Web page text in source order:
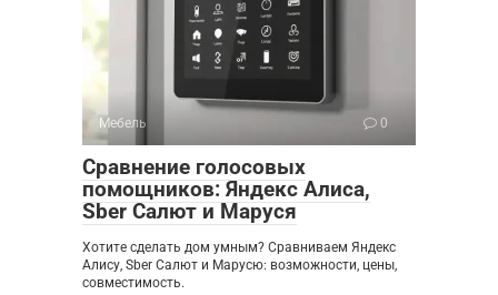
Мебель 0
Сравнение голосовых
помощников: Яндекс Алиса,
Sber Салют и Маруся
Хотите сделать дом умным? Сравниваем Яндекс
Алису, Sber Салют и Марусю: возможности, цены,
совместимость.